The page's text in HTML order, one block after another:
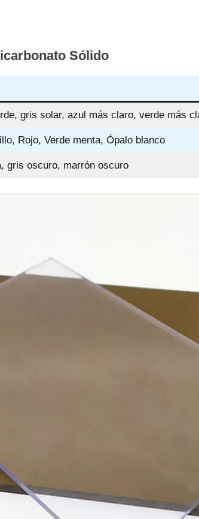
Sólido
gris solar, azul más claro, verde más
Rojo, Verde menta, Ópalo blanco
gris oscuro, marrón oscuro